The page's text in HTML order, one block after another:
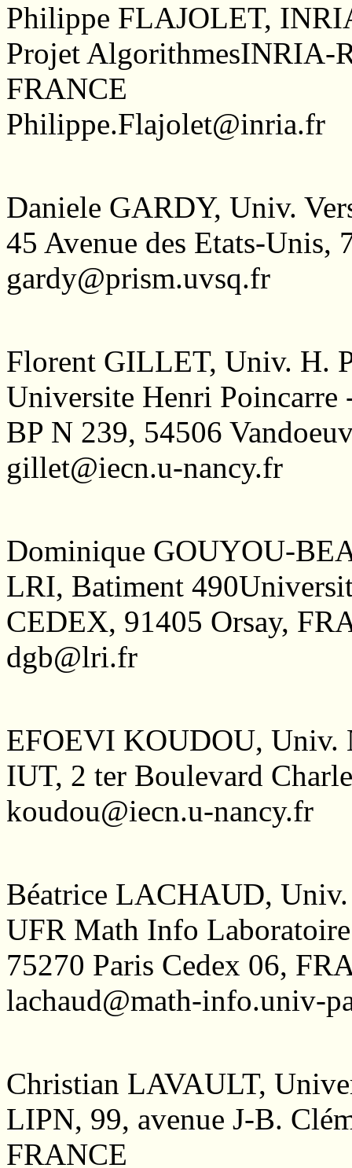
Philippe FLAJOLET,
Projet AlgorithmesINRIA-
FRANCE
Philippe.Flajolet@inria.fr
Daniele GARDY, Univ.
45 Avenue des Etats-Unis,
gardy@prism.uvsq.fr
Florent GILLET, Univ. H.
Universite Henri Poincarre
BP N 239, 54506
gillet@iecn.u-nancy.fr
Dominique GOUYOU-
LRI, Batiment
CEDEX, 91405 Orsay,
dgb@lri.fr
EFOEVI KOUDOU, Univ.
IUT, 2 ter Boulevard
koudou@iecn.u-nancy.fr
Béatrice LACHAUD, Univ.
UFR Math Info
75270 Paris Cedex 06,
lachaud@math-info.univ-
Christian LAVAULT,
LIPN, 99, avenue J-B.
FRANCE